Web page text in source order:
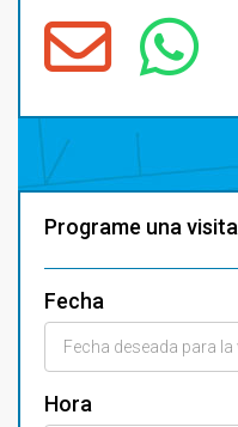
Programe una visita
Fecha
Hora